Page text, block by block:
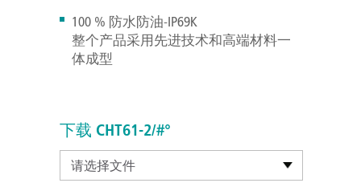
100 % 防水防油-IP69K
整个产品采用先进技术和高端材料一
体成型
下载 CHT61-2/#°
请选择文件